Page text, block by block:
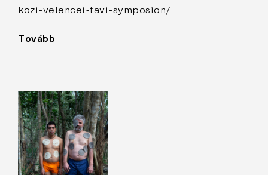
kozi-velencei-tavi-symposion/
Tovább